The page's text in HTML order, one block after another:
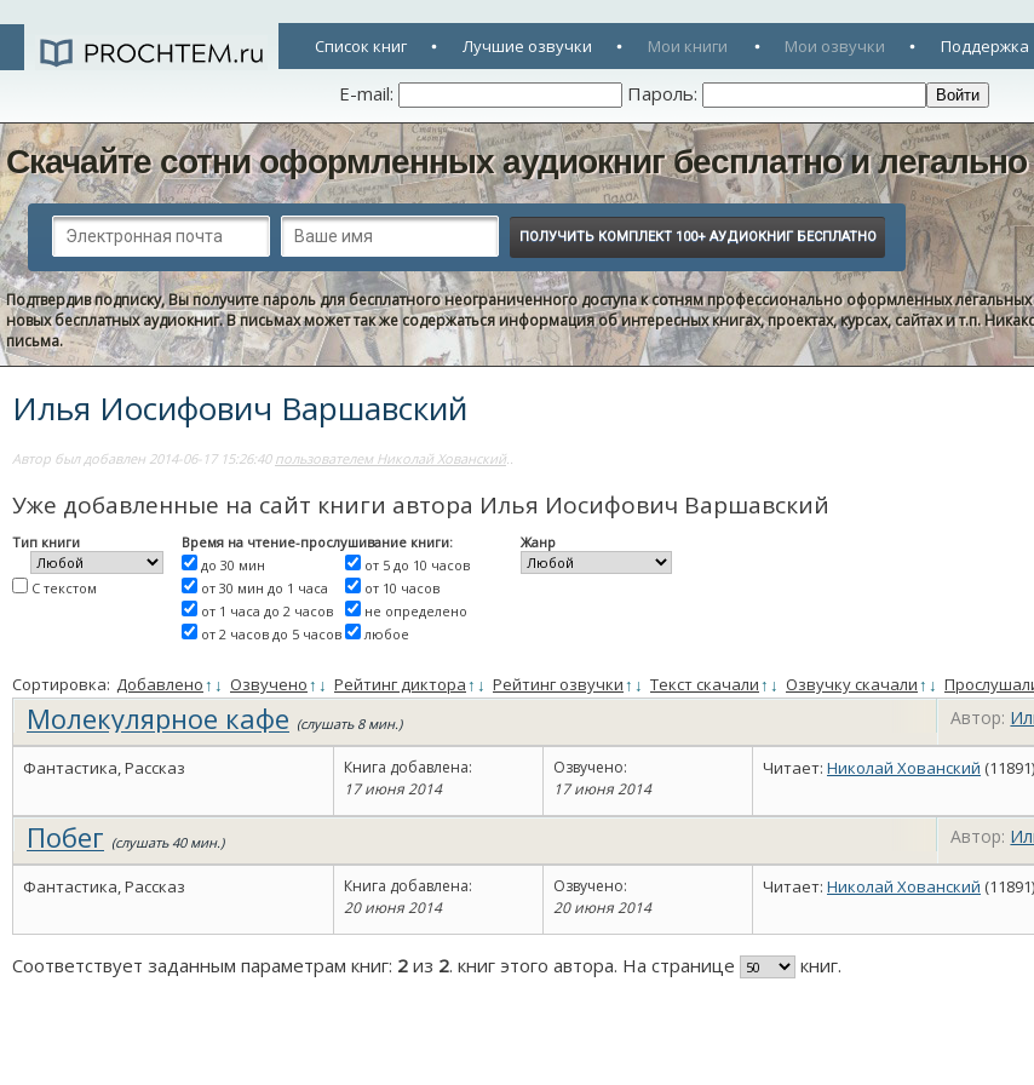
Список книг Лучшие озвучки Мои книги Мои озвучки Поддержка
E-mail: Пароль:
Скачайте сотни оформленных аудиокниг бесплатно и легально
Подтвердив подписку, Вы получите пароль для бесплатного неограниченного доступа к сотням профессионально оформленных
новых бесплатных аудиокниг. В письмах может так же содержаться информация об интересных книгах, проектах, курсах, сайтах и т.п.
письма.
Илья Иосифович Варшавский
Автор был добавлен 2014-06-17 15:26:40 пользователем Николай Хованский..
Уже добавленные на сайт книги автора Илья Иосифович Варшавский
Тип книги
С текстом
Время на чтение-прослушивание книги:
до 30 мин
от 30 мин до 1 часа
от 1 часа до 2 часов
от 2 часов до 5 часов
от 5 до 10 часов
от 10 часов
не определено
любое
Жанр
Сортировка: Добавлено↑ ↓ Озвучено↑ ↓ Рейтинг диктора↑ ↓ Рейтинг озвучки↑ ↓ Текст скачали↑ ↓ Озвучку скачали↑ ↓
Молекулярное кафе (слушать 8 мин.) Автор:
Фантастика, Рассказ
Книга добавлена:
17 июня 2014
Озвучено:
17 июня 2014
Читает: Николай Хованский (11891)
Побег (слушать 40 мин.) Автор:
Фантастика, Рассказ
Книга добавлена:
20 июня 2014
Озвучено:
20 июня 2014
Читает: Николай Хованский (11891)
Соответствует заданным параметрам книг: 2 из 2. книг этого автора. На странице книг.